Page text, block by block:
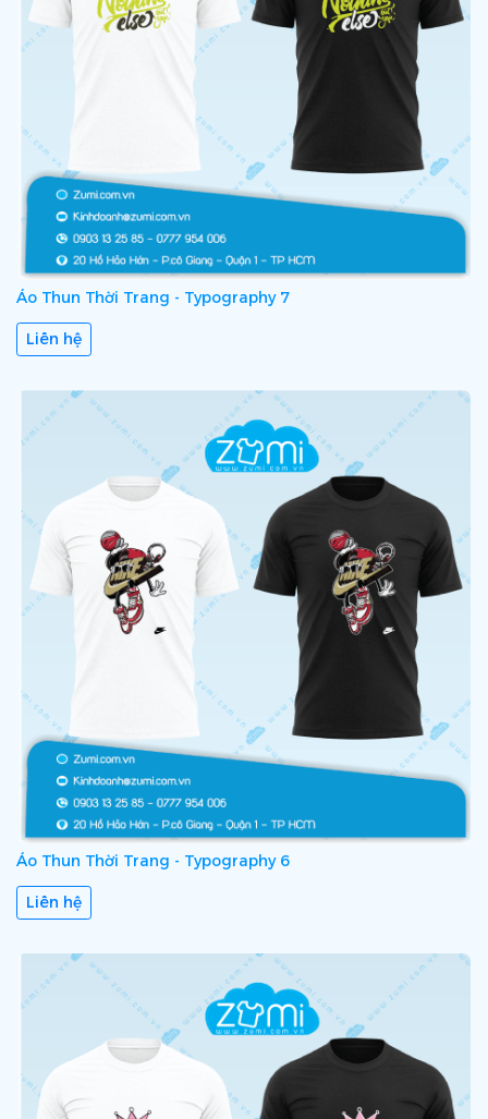
Áo Thun Thời Trang - Typography 7
Liên hệ
Áo Thun Thời Trang - Typography 6
Liên hệ